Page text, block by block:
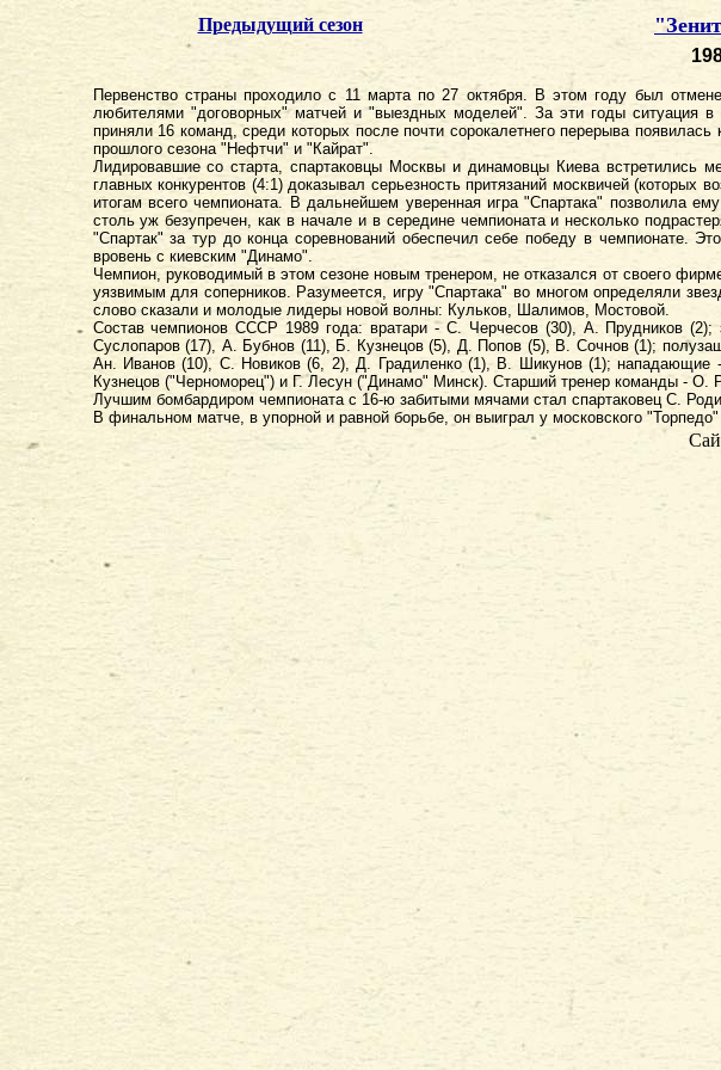
Предыдущий сезон
Первенство страны проходило с 11 марта по 27 октября. В этом году был
любителями "договорных" матчей и "выездных моделей". За эти годы ситуация
приняли 16 команд, среди которых после почти сорокалетнего перерыва
прошлого сезона "Нефтчи" и "Кайрат".
Лидировавшие со старта, спартаковцы Москвы и динамовцы Киева встретились
главных конкурентов (4:1) доказывал серьезность притязаний москвичей
итогам всего чемпионата. В дальнейшем уверенная игра "Спартака" позволила
столь уж безупречен, как в начале и в середине чемпионата и несколько
"Спартак" за тур до конца соревнований обеспечил себе победу в чемпионате.
вровень с киевским "Динамо".
Чемпион, руководимый в этом сезоне новым тренером, не отказался от своего
уязвимым для соперников. Разумеется, игру "Спартака" во многом определяли
слово сказали и молодые лидеры новой волны: Кульков, Шалимов, Мостовой.
Состав чемпионов СССР 1989 года: вратари - С. Черчесов (30), А. Прудников
Суслопаров (17), А. Бубнов (11), Б. Кузнецов (5), Д. Попов (5), В. Сочнов (1);
Ан. Иванов (10), С. Новиков (6, 2), Д. Градиленко (1), В. Шикунов (1);
Кузнецов ("Черноморец") и Г. Лесун ("Динамо" Минск). Старший тренер команды - О.
Лучшим бомбардиром чемпионата с 16-ю забитыми мячами стал спартаковец С.
В финальном матче, в упорной и равной борьбе, он выиграл у московского